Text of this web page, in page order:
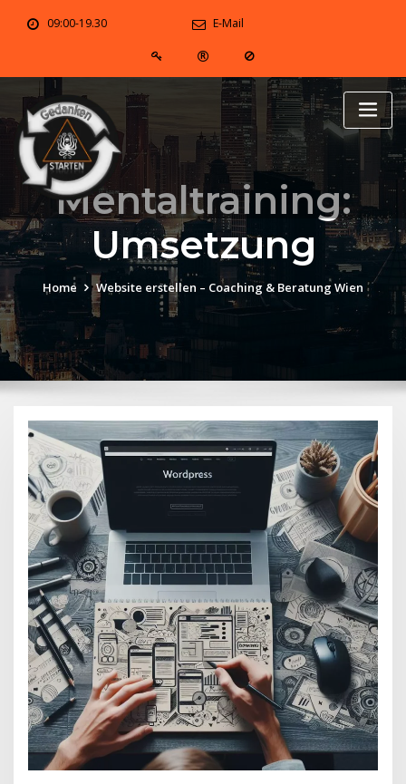
09:00-19.30 E-Mail
Mentaltraining:
Umsetzung
Home Website erstellen – Coaching & Beratung Wien